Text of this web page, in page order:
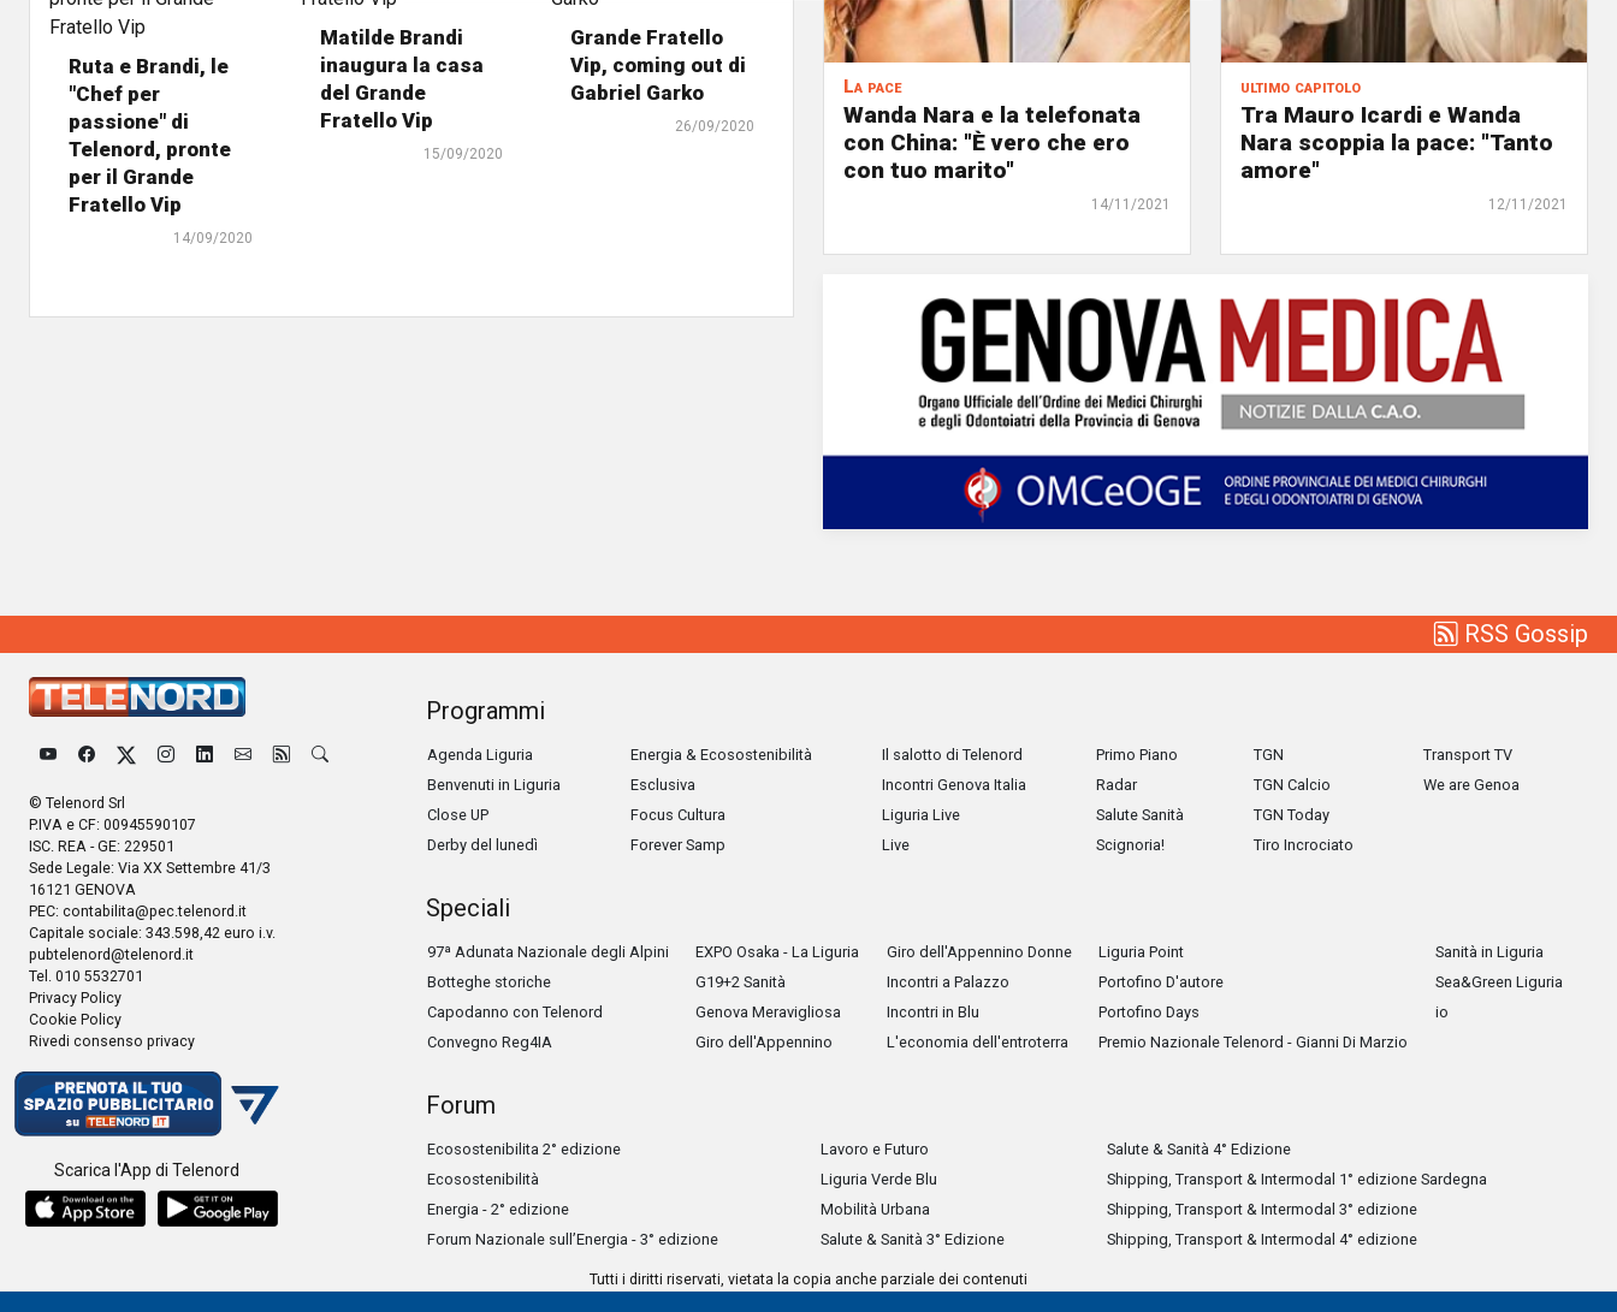
Ruta e Brandi, le
"Chef per
passione" di
Telenord, pronte
per il Grande
Fratello Vip
14/09/2020
Matilde Brandi
inaugura la casa
del Grande
Fratello Vip
15/09/2020
Grande Fratello
Vip, coming out di
Gabriel Garko
26/09/2020
La pace
Wanda Nara e la telefonata
con China: "È vero che ero
con tuo marito"
14/11/2021
ultimo capitolo
Tra Mauro Icardi e Wanda
Nara scoppia la pace: "Tanto
amore"
12/11/2021
RSS Gossip
© Telenord Srl
P.IVA e CF: 00945590107
ISC. REA - GE: 229501
Sede Legale: Via XX Settembre 41/3
16121 GENOVA
PEC: contabilita@pec.telenord.it
Capitale sociale: 343.598,42 euro i.v.
pubtelenord@telenord.it
Tel. 010 5532701
Privacy Policy
Cookie Policy
Rivedi consenso privacy
Scarica l'App di Telenord
Programmi
Agenda Liguria
Benvenuti in Liguria
Close UP
Derby del lunedì
Energia & Ecosostenibilità
Esclusiva
Focus Cultura
Forever Samp
Il salotto di Telenord
Incontri Genova Italia
Liguria Live
Live
Primo Piano
Radar
Salute Sanità
Scignoria!
TGN
TGN Calcio
TGN Today
Tiro Incrociato
Transport TV
We are Genoa
Speciali
97ª Adunata Nazionale degli Alpini
Botteghe storiche
Capodanno con Telenord
Convegno Reg4IA
EXPO Osaka - La Liguria
G19+2 Sanità
Genova Meravigliosa
Giro dell'Appennino
Giro dell'Appennino Donne
Incontri a Palazzo
Incontri in Blu
L'economia dell'entroterra
Liguria Point
Portofino D'autore
Portofino Days
Premio Nazionale Telenord - Gianni Di Marzio
Sanità in Liguria
Sea&Green Liguria
io
Forum
Ecosostenibilita 2° edizione
Ecosostenibilità
Energia - 2° edizione
Forum Nazionale sull’Energia - 3° edizione
Lavoro e Futuro
Liguria Verde Blu
Mobilità Urbana
Salute & Sanità 3° Edizione
Salute & Sanità 4° Edizione
Shipping, Transport & Intermodal 1° edizione Sardegna
Shipping, Transport & Intermodal 3° edizione
Shipping, Transport & Intermodal 4° edizione
Tutti i diritti riservati, vietata la copia anche parziale dei contenuti